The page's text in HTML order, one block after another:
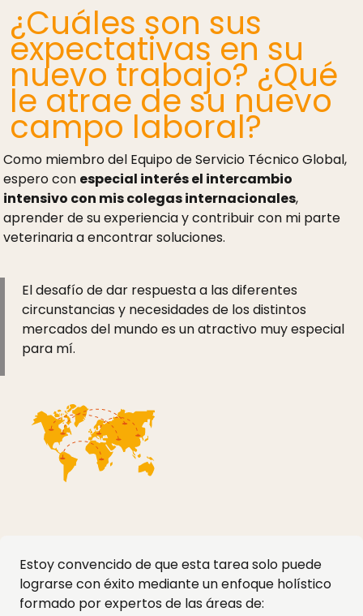
¿Cuáles son sus
expectativas en su
nuevo trabajo? ¿Qué
le atrae de su nuevo
campo laboral?
Como miembro del Equipo de Servicio Técnico Global,
espero con especial interés el intercambio
intensivo con mis colegas internacionales,
aprender de su experiencia y contribuir con mi parte
veterinaria a encontrar soluciones.
El desafío de dar respuesta a las diferentes
circunstancias y necesidades de los distintos
mercados del mundo es un atractivo muy especial
para mí.
Estoy convencido de que esta tarea solo puede
lograrse con éxito mediante un enfoque holístico
formado por expertos de las áreas de: